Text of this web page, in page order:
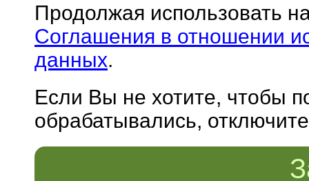
Продолжая использовать
Соглашения в отношении
данных.
Если Вы не хотите, чтобы
обрабатывались,